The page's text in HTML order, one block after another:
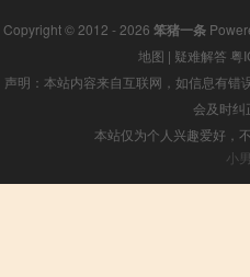
Copyright © 2012 - 2026 笨猪一条
地图 | 疑难解答 粤
声明：本站内容来自互联网，如信息有
会及时纠
本站仅为个人兴趣爱好，
小